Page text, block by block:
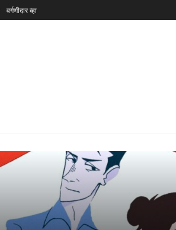
वर्गणीदार व्हा